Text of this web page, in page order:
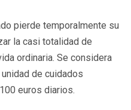
pierde temporalmente su
la casi totalidad de
ordinaria. Se considera
de cuidados
euros diarios.